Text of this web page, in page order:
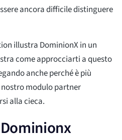
ancora difficile distinguere
illustra DominionX in un
come approcciarti a questo
anche perché è più
modulo partner
alla cieca.